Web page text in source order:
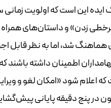
ایده این است که اولویت
هماهنگ شد، اما به نظر
اطمینان داشته
اعلام شود «امکان لغو و
در پنج دقیقه پایانی